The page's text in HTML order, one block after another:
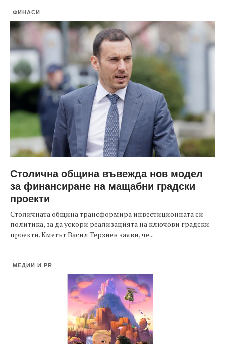
ФИНАСИ
Столична община въвежда нов модел
за финансиране на мащабни градски
проекти
Столичната община трансформира инвестиционната си
политика, за да ускори реализацията на ключови градски
проекти. Кметът Васил Терзиев заяви, че...
МЕДИИ И PR